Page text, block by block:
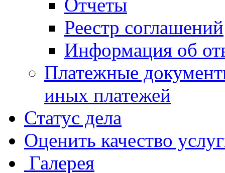
Отчеты
Реестр соглашений
Информация об
Платежные
иных платежей
Статус дела
Оценить качество
Галерея